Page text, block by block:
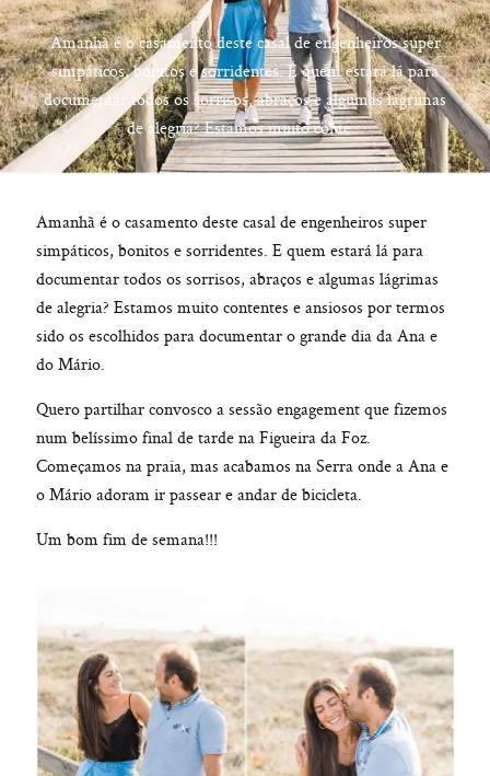
Amanhã é o casamento deste casal de engenheiros super
simpáticos, bonitos e sorridentes. E quem estará lá para
documentar todos os sorrisos, abraços e algumas lágrimas
de alegria? Estamos muito conte...
Amanhã é o casamento deste casal de engenheiros super
simpáticos, bonitos e sorridentes. E quem estará lá para
documentar todos os sorrisos, abraços e algumas lágrimas
de alegria? Estamos muito contentes e ansiosos por termos
sido os escolhidos para documentar o grande dia da Ana e
do Mário.
Quero partilhar convosco a sessão engagement que fizemos
num belíssimo final de tarde na Figueira da Foz.
Começamos na praia, mas acabamos na Serra onde a Ana e
o Mário adoram ir passear e andar de bicicleta.
Um bom fim de semana!!!
hello@pedrofilipefotografia.pt